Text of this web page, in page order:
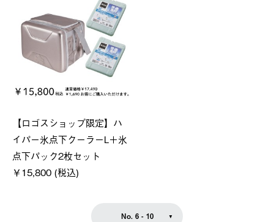
【ロゴスショップ限定】ハ
イパー氷点下クーラーL＋氷
点下パック2枚セット
￥15,800 (税込)
No. 6 - 10